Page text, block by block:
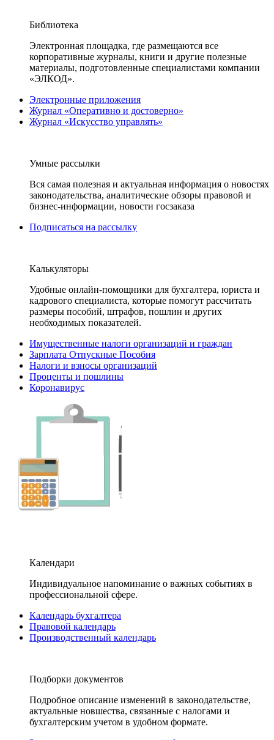
Библиотека
Электронная площадка, где размещаются все
корпоративные журналы, книги и другие полезные
материалы, подготовленные специалистами компании
«ЭЛКОД».
Электронные приложения
Журнал «Оперативно и достоверно»
Журнал «Искусство управлять»
Умные рассылки
Вся самая полезная и актуальная информация о новостях
законодательства, аналитические обзоры правовой и
бизнес-информации, новости госзаказа
Подписаться на рассылку
Калькуляторы
Удобные онлайн-помощники для бухгалтера, юриста и
кадрового специалиста, которые помогут рассчитать
размеры пособий, штрафов, пошлин и других
необходимых показателей.
Имущественные налоги организаций и граждан
Зарплата Отпускные Пособия
Налоги и взносы организаций
Проценты и пошлины
Коронавирус
Календари
Индивидуальное напоминание о важных событиях в
профессиональной сфере.
Календарь бухгалтера
Правовой календарь
Производственный календарь
Подборки документов
Подробное описание изменений в законодательстве,
актуальные новшества, связанные с налогами и
бухгалтерским учетом в удобном формате.